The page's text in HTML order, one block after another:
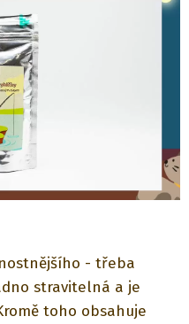
- třeba
stravitelná a je
toho obsahuje